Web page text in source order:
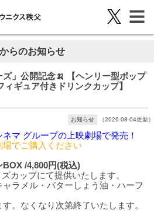
らのお知らせ
ズ」公開記念🍌 【ヘンリー型ポップ
ギュア付きドリンクカップ】
お知らせ （2026-08-04更新）
マ グループの上映劇場で発売！
でご購入ください
/4,800円(税込)
カップにて提供いたします。
ラメル・バターしょう油・ハーフ
。なくなり次第終了いたします。